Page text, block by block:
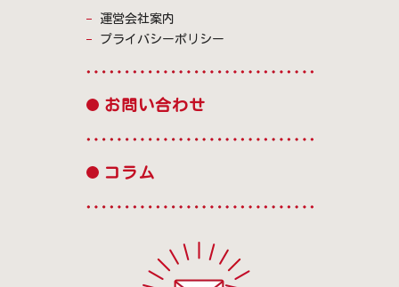
運営会社案内
プライバシーポリシー
お問い合わせ
コラム